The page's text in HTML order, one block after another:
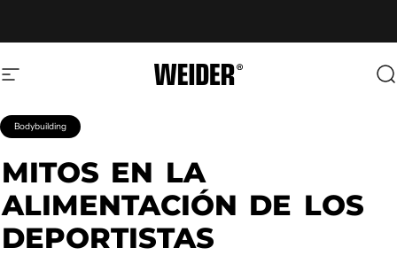
Navegación Weider
Bodybuilding
MITOS EN LA
ALIMENTACIÓN DE LOS
DEPORTISTAS